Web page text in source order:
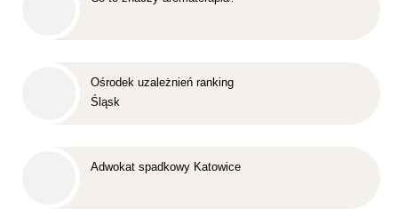
Ośrodek uzależnień ranking
Śląsk
Adwokat spadkowy Katowice